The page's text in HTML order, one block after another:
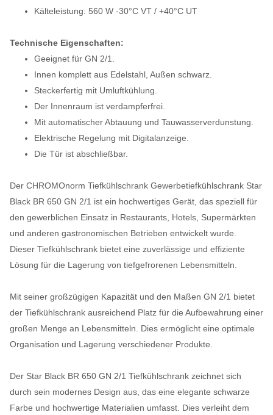
Kälteleistung: 560 W -30°C VT / +40°C UT
Technische Eigenschaften:
Geeignet für GN 2/1.
Innen komplett aus Edelstahl, Außen schwarz.
Steckerfertig mit Umluftkühlung.
Der Innenraum ist verdampferfrei.
Mit automatischer Abtauung und Tauwasserverdunstung.
Elektrische Regelung mit Digitalanzeige.
Die Tür ist abschließbar.
Der CHROMOnorm Tiefkühlschrank Gewerbetiefkühlschrank Star
Black BR 650 GN 2/1 ist ein hochwertiges Gerät, das speziell für
den gewerblichen Einsatz in Restaurants, Hotels, Supermärkten
und anderen gastronomischen Betrieben entwickelt wurde.
Dieser Tiefkühlschrank bietet eine zuverlässige und effiziente
Lösung für die Lagerung von tiefgefrorenen Lebensmitteln.
Mit seiner großzügigen Kapazität und den Maßen GN 2/1 bietet
der Tiefkühlschrank ausreichend Platz für die Aufbewahrung einer
großen Menge an Lebensmitteln. Dies ermöglicht eine optimale
Organisation und Lagerung verschiedener Produkte.
Der Star Black BR 650 GN 2/1 Tiefkühlschrank zeichnet sich
durch sein modernes Design aus, das eine elegante schwarze
Farbe und hochwertige Materialien umfasst. Dies verleiht dem